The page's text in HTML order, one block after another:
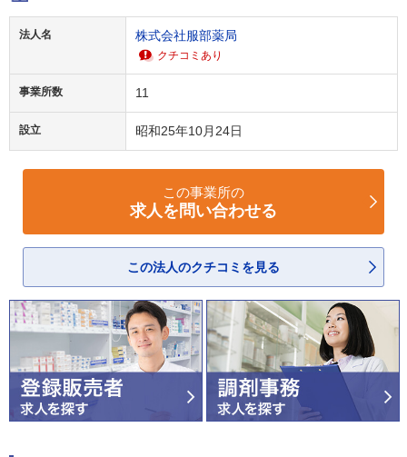
法人名 株式会社服部薬局
クチコミあり
事業所数 11
設立 昭和25年10月24日
この事業所の
求人を問い合わせる
この法人のクチコミを見る